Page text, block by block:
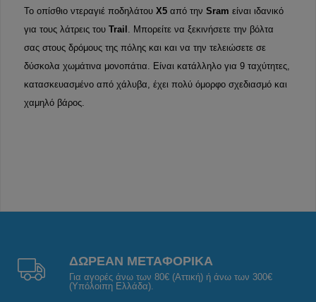
Το οπίσθιο ντεραγιέ ποδηλάτου X5 από την Sram είναι ιδανικό
για τους λάτρεις του Trail . Μπορείτε να ξεκινήσετε την βόλτα
σας στους δρόμους της πόλης και και να την τελειώσετε σε
δύσκολα χωμάτινα μονοπάτια. Είναι κατάλληλο για 9 ταχύτητες,
κατασκευασμένο από χάλυβα, έχει πολύ όμορφο σχεδιασμό και
χαμηλό βάρος.
ΔΩΡΕΑΝ ΜΕΤΑΦΟΡΙΚΑ
Για αγορές άνω των 80€ (Αττική) ή άνω των 300€
(Υπόλοιπη Ελλάδα).